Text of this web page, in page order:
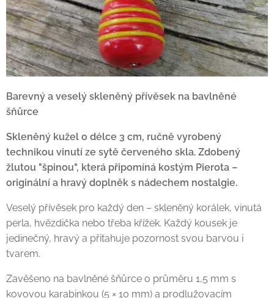
Barevný a veselý skleněný přívěsek na bavlněné
šňůrce
Skleněný kužel o délce 3 cm, ručně vyrobený
technikou vinutí ze sytě červeného skla. Zdobený
žlutou "špinou", která připomíná kostým Pierota –
originální a hravý doplněk s nádechem nostalgie.
Veselý přívěsek pro každý den – skleněný korálek, vinutá
perla, hvězdička nebo třeba křížek. Každý kousek je
jedinečný, hravý a přitahuje pozornost svou barvou i
tvarem.
Zavěšeno na bavlněné šňůrce o průměru 1,5 mm s
kovovou karabinkou (5 × 10 mm) a prodlužovacím